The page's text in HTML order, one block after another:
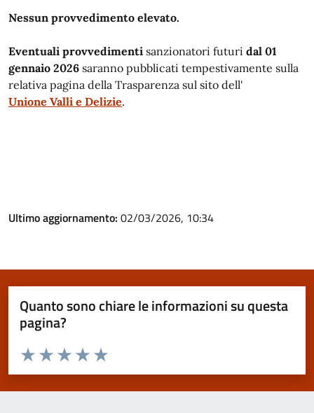
Nessun provvedimento elevato.
Eventuali provvedimenti sanzionatori futuri dal 01
gennaio 2026 saranno pubblicati tempestivamente sulla
relativa pagina della Trasparenza sul sito dell'
Unione Valli e Delizie.
Ultimo aggiornamento: 02/03/2026, 10:34
Quanto sono chiare le informazioni su questa
pagina?
Valuta da 1 a 5 stelle la pagina
Valuta 5 stelle su 5
Valuta 4 stelle su 5
Valuta 3 stelle su 5
Valuta 2 stelle su 5
Valuta 1 stelle su 5